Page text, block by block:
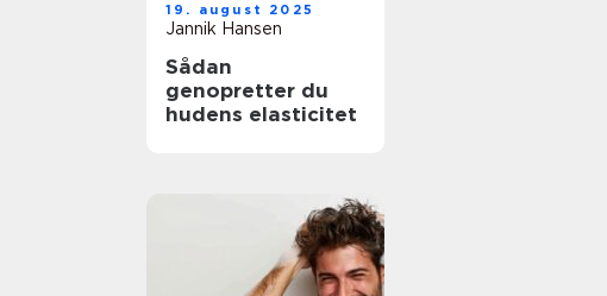
19. august 2025
Jannik Hansen
Sådan
genopretter du
hudens elasticitet